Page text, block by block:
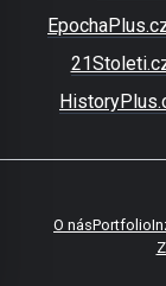
O násPortfolio